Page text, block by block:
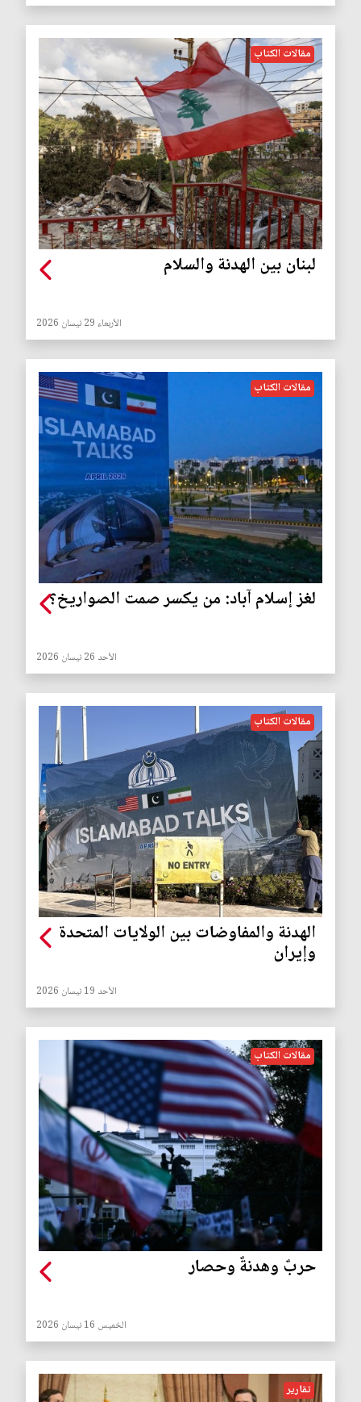
مقالات الكتاب
لبنان بين الهدنة والسلام
الأربعاء 29 نيسان 2026
مقالات الكتاب
لغز إسلام آباد: من يكسر صمت الصواريخ؟
الأحد 26 نيسان 2026
مقالات الكتاب
الهدنة والمفاوضات بين الولايات المتحدة
وإيران
الأحد 19 نيسان 2026
مقالات الكتاب
حربٌ وهدنةٌ وحصار
الخميس 16 نيسان 2026
تقارير